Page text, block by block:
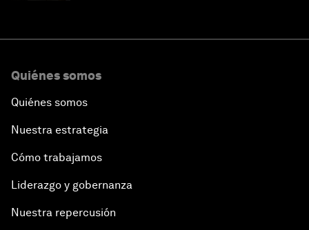
Quiénes somos
Quiénes somos
Nuestra estrategia
Cómo trabajamos
Liderazgo y gobernanza
Nuestra repercusión